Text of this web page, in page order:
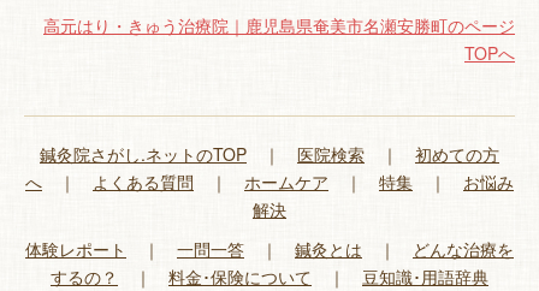
高元はり・きゅう治療院｜鹿児島県奄美市名瀬安勝町のページ
TOPへ
鍼灸院さがし.ネットのTOP ｜ 医院検索 ｜ 初めての方
へ ｜ よくある質問 ｜ ホームケア ｜ 特集 ｜ お悩み
解決
体験レポート
｜ 一問一答 ｜ 鍼灸とは ｜ どんな治療を
するの？
｜ 料金･保険について ｜ 豆知識･用語辞典